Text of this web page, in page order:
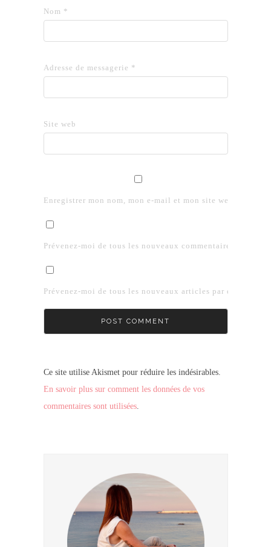
Nom *
Adresse de messagerie *
Site web
Enregistrer mon nom, mon e-mail et mon site web dans le
Prévenez-moi de tous les nouveaux commentaires par e-
Prévenez-moi de tous les nouveaux articles par e-mail.
Ce site utilise Akismet pour réduire les indésirables.
En savoir plus sur comment les données de vos
commentaires sont utilisées.